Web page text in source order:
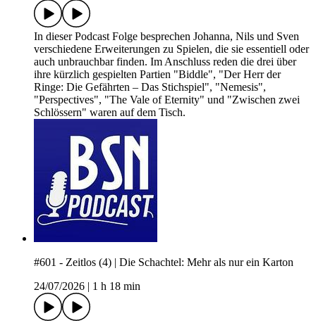
In dieser Podcast Folge besprechen Johanna, Nils und Sven
verschiedene Erweiterungen zu Spielen, die sie essentiell oder
auch unbrauchbar finden. Im Anschluss reden die drei über
ihre kürzlich gespielten Partien "Biddle", "Der Herr der
Ringe: Die Gefährten – Das Stichspiel", "Nemesis",
"Perspectives", "The Vale of Eternity" und "Zwischen zwei
Schlössern" waren auf dem Tisch.
#601 - Zeitlos (4) | Die Schachtel: Mehr als nur ein Karton
24/07/2026
1 h 18 min